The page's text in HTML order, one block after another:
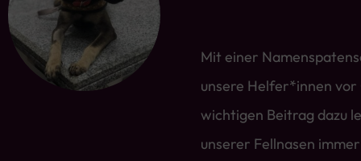
Mit einer
unsere Helfer*innen
wichtigen Beitrag dazu
unserer Fellnasen